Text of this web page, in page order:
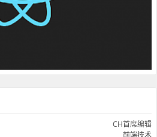
CH首席编辑
前端技术